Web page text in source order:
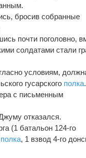
бросив собранные
почти поголовно,
солдатами стали
условиям,
гусарского полка.
с письменным
отказался.
(1 батальон 124-го
полка, 1 взвод 4-го